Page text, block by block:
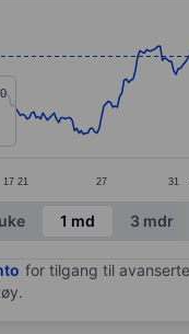
171 data points.
1 X axis displaying
1 Y axis displaying
17 21 27 31
chart.
1 md 3 mdr
for tilgang til